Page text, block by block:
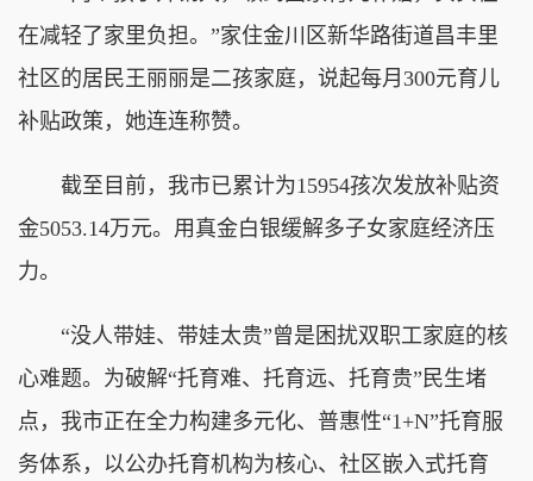
在减轻了家里负担。”家住金川区新华路街道昌丰里
社区的居民王丽丽是二孩家庭，说起每月300元育儿
补贴政策，她连连称赞。
截至目前，我市已累计为15954孩次发放补贴资
金5053.14万元。用真金白银缓解多子女家庭经济压
力。
“没人带娃、带娃太贵”曾是困扰双职工家庭的核
心难题。为破解“托育难、托育远、托育贵”民生堵
点，我市正在全力构建多元化、普惠性“1+N”托育服
务体系，以公办托育机构为核心、社区嵌入式托育